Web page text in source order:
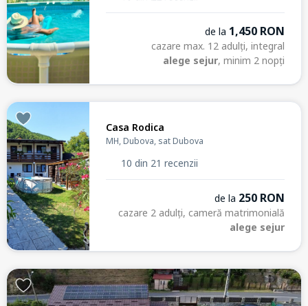
de la 1,450 RON
cazare max. 12 adulți, integral
alege sejur, minim 2 nopți
Casa Rodica
MH, Dubova, sat Dubova
10 din 21 recenzii
de la 250 RON
cazare 2 adulți, cameră matrimonială
alege sejur